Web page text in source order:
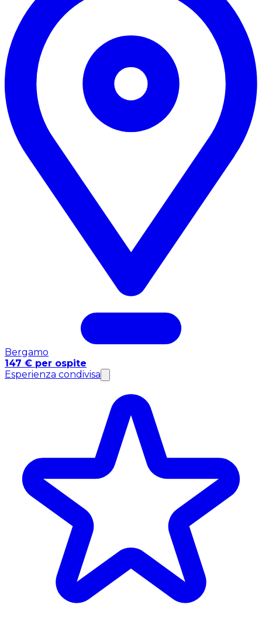
Bergamo
147 € per ospite
Esperienza condivisa